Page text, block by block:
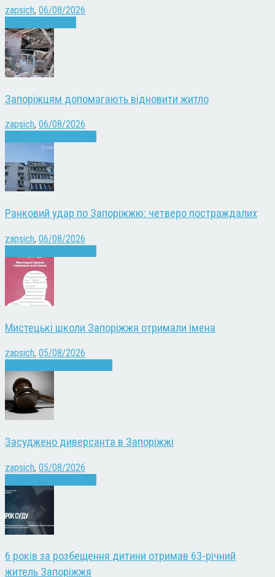
zapsich, 06/08/2026
Запоріжцям допомагають відновити житло
zapsich, 06/08/2026
Ранковий удар по Запоріжжю: четверо постраждалих
zapsich, 06/08/2026
Мистецькі школи Запоріжжя отримали імена
zapsich, 05/08/2026
Засуджено диверсанта в Запоріжжі
zapsich, 05/08/2026
6 років за розбещення дитини отримав 63-річний
житель Запоріжжя